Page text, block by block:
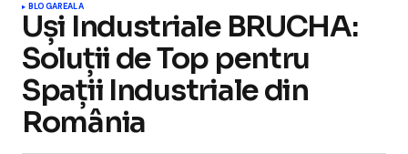
BLOGAREALA
Uși Industriale BRUCHA:
Soluții de Top pentru
Spații Industriale din
România